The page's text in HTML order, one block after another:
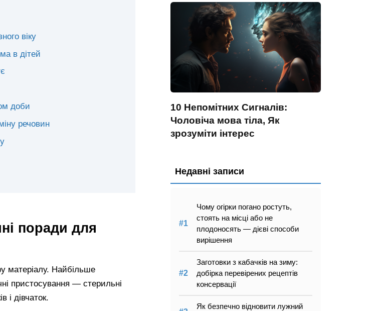
віку
в дітей
доби
речовин
поради для
матеріалу. Найбільше
пристосування — стерильні
і дівчаток.
10 Непомітних Сигналів:
Чоловіча мова тіла, Як
зрозуміти інтерес
Недавні записи
Чому огірки погано ростуть,
стоять на місці або не
плодоносять — дієві способи
вирішення
Заготовки з кабачків на зиму:
добірка перевірених рецептів
консервації
Як безпечно відновити лужний